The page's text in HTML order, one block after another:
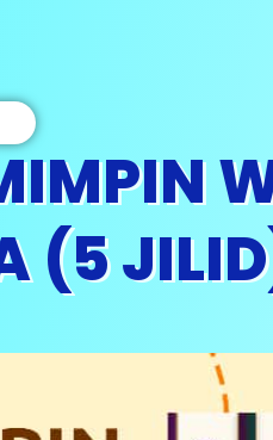
(5